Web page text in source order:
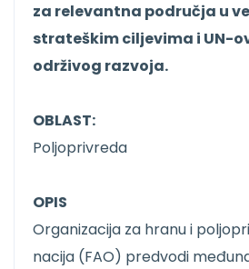
za relevantna područja u
strateškim ciljevima i UN-
održivog razvoja.
OBLAST:
Poljoprivreda
OPIS
Organizacija za hranu i
nacija (FAO) predvodi